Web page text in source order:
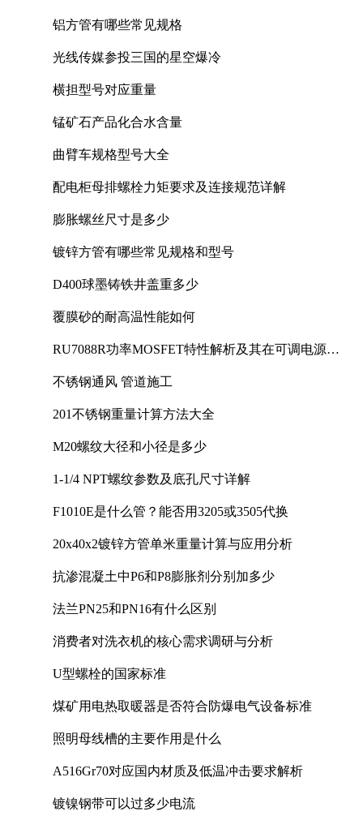
铝方管有哪些常见规格
光线传媒参投三国的星空爆冷
横担型号对应重量
锰矿石产品化合水含量
曲臂车规格型号大全
配电柜母排螺栓力矩要求及连接规范详解
膨胀螺丝尺寸是多少
镀锌方管有哪些常见规格和型号
D400球墨铸铁井盖重多少
覆膜砂的耐高温性能如何
RU7088R功率MOSFET特性解析及其在可调电源设
不锈钢通风 管道施工
201不锈钢重量计算方法大全
M20螺纹大径和小径是多少
1-1/4 NPT螺纹参数及底孔尺寸详解
F1010E是什么管？能否用3205或3505代换
20x40x2镀锌方管单米重量计算与应用分析
抗渗混凝土中P6和P8膨胀剂分别加多少
法兰PN25和PN16有什么区别
消费者对洗衣机的核心需求调研与分析
U型螺栓的国家标准
煤矿用电热取暖器是否符合防爆电气设备标准
照明母线槽的主要作用是什么
A516Gr70对应国内材质及低温冲击要求解析
镀镍钢带可以过多少电流